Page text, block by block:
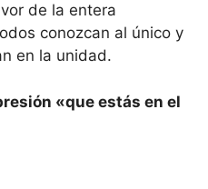
de la entera
conozcan al único y
en la unidad.
«que estás en el